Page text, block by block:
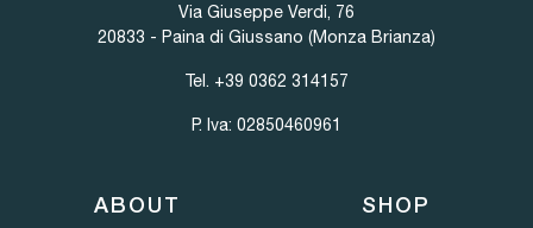
Via Giuseppe Verdi, 76
20833 - Paina di Giussano (Monza Brianza)
Tel. +39 0362 314157
P. Iva: 02850460961
ABOUT SHOP